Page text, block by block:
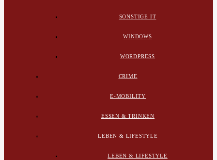
SONSTIGE IT
WINDOWS
WORDPRESS
CRIME
E-MOBILITY
ESSEN & TRINKEN
LEBEN & LIFESTYLE
LEBEN & LIFESTYLE